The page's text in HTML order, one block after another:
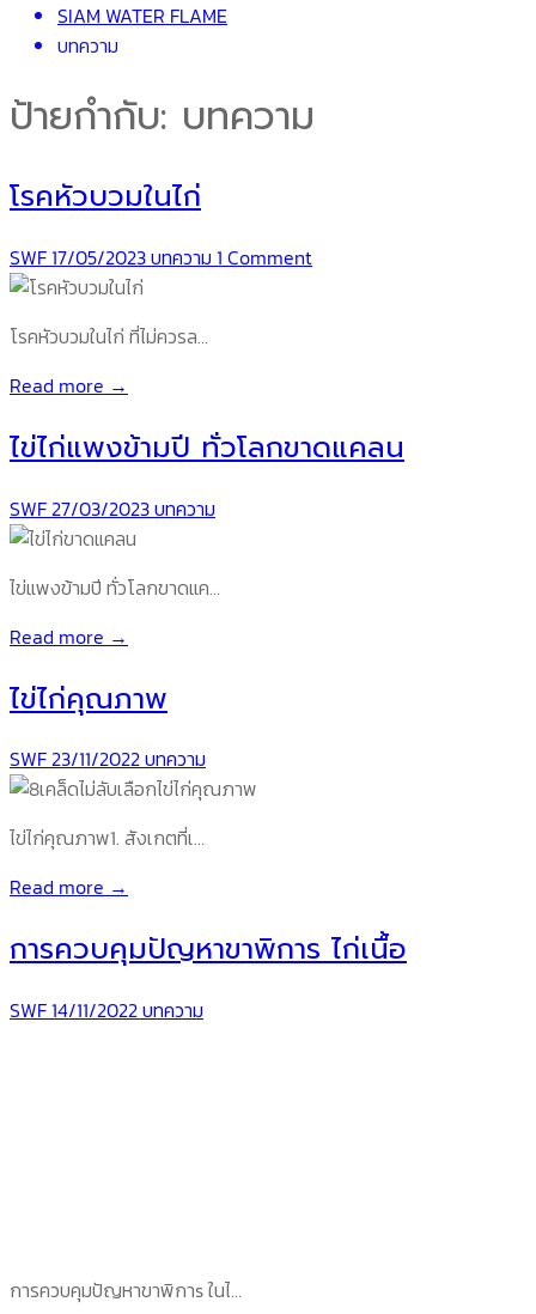
SIAM WATER FLAME
บทความ
ป้ายกำกับ: บทความ
โรคหัวบวมในไก่
SWF17/05/2023บทความ 1 Comment
โรคหัวบวมในไก่ ที่ไม่ควรล…
Read more →
ไข่ไก่แพงข้ามปี ทั่วโลกขาดแคลน
SWF27/03/2023บทความ
ไข่แพงข้ามปี ทั่วโลกขาดแค…
Read more →
ไข่ไก่คุณภาพ
SWF23/11/2022บทความ
ไข่ไก่คุณภาพ1. สังเกตที่เ…
Read more →
การควบคุมปัญหาขาพิการ ไก่เนื้อ
SWF14/11/2022บทความ
การควบคุมปัญหาขาพิกาs ในไ…